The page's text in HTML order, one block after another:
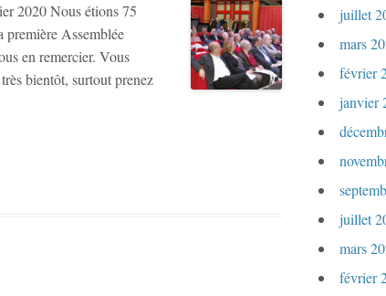
2020 Nous étions 75
première Assemblée
en remercier. Vous
bientôt, surtout prenez
juillet
mars
février
janvier
juillet
mars
février